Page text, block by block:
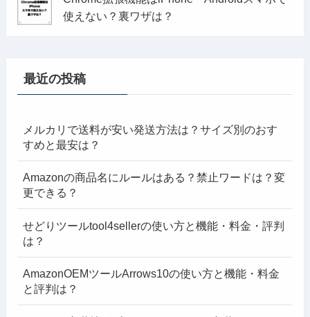
使えない？裏ワザは？
最近の投稿
メルカリで送料が安い発送方法は？サイズ別のおす
すめと最安は？
Amazonの商品名にルールはある？禁止ワードは？変
更できる？
せどりツールtool4sellerの使い方と機能・料金・評判
は？
AmazonOEMツールArrows10の使い方と機能・料金
と評判は？